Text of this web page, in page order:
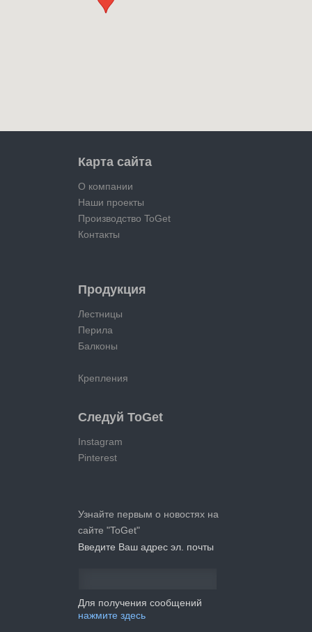
Карта сайта
О компании
Наши проекты
Производство ToGet
Контакты
Продукция
Лестницы
Перила
Балконы
Крепления
Следуй ToGet
Instagram
Pinterest
Узнайте первым о новостях на
сайте "ToGet"
Введите Ваш адрес эл. почты
Для получения сообщений
нажмите здесь